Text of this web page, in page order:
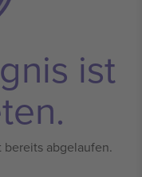
ist
bereits abgelaufen.